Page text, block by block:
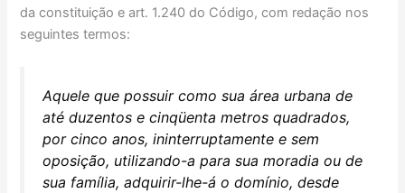
da constituição e art. 1.240 do Código, com redação nos
seguintes termos:
Aquele que possuir como sua área urbana de
até duzentos e cinqüenta metros quadrados,
por cinco anos, ininterruptamente e sem
oposição, utilizando-a para sua moradia ou de
sua família, adquirir-lhe-á o domínio, desde